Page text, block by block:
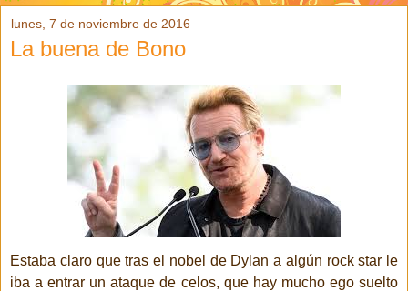
lunes, 7 de noviembre de 2016
La buena de Bono
Estaba claro que tras el nobel de Dylan a algún rock star le
iba a entrar un ataque de celos, que hay mucho ego suelto